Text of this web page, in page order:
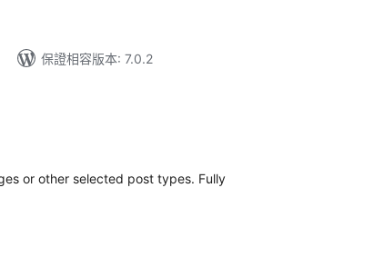
保證相容版本: 7.0.2
or other selected post types. Fully